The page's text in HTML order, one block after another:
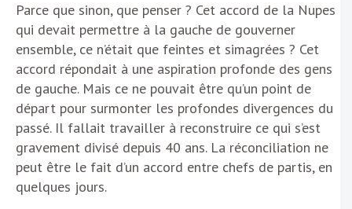
Parce que sinon, que penser ? Cet accord de la Nupes
qui devait permettre à la gauche de gouverner
ensemble, ce n’était que feintes et simagrées ? Cet
accord répondait à une aspiration profonde des gens
de gauche. Mais ce ne pouvait être qu’un point de
départ pour surmonter les profondes divergences du
passé. Il fallait travailler à reconstruire ce qui s’est
gravement divisé depuis 40 ans. La réconciliation ne
peut être le fait d’un accord entre chefs de partis, en
quelques jours.